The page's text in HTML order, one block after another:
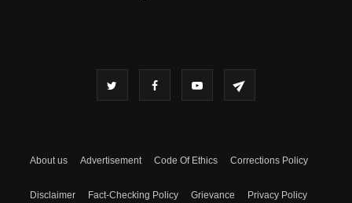
About us Advertisement Code Of Ethics Corrections Policy
Disclaimer Fact-Checking Policy Grievance Privacy Policy